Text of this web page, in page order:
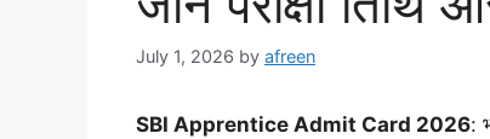
July 1, 2026 by afreen
SBI Apprentice Admit Card 2026: